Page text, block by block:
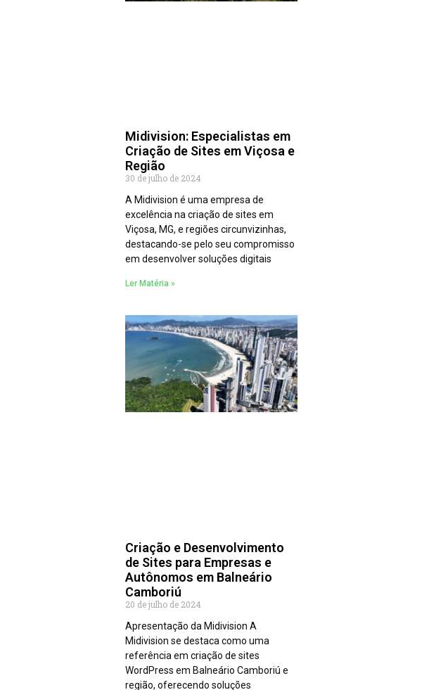
Midivision: Especialistas em
Criação de Sites em Viçosa e
Região
30 de julho de 2024
A Midivision é uma empresa de
excelência na criação de sites em
Viçosa, MG, e regiões circunvizinhas,
destacando-se pelo seu compromisso
em desenvolver soluções digitais
Ler Matéria »
Criação e Desenvolvimento
de Sites para Empresas e
Autônomos em Balneário
Camboriú
20 de julho de 2024
Apresentação da Midivision A
Midivision se destaca como uma
referência em criação de sites
WordPress em Balneário Camboriú e
região, oferecendo soluções